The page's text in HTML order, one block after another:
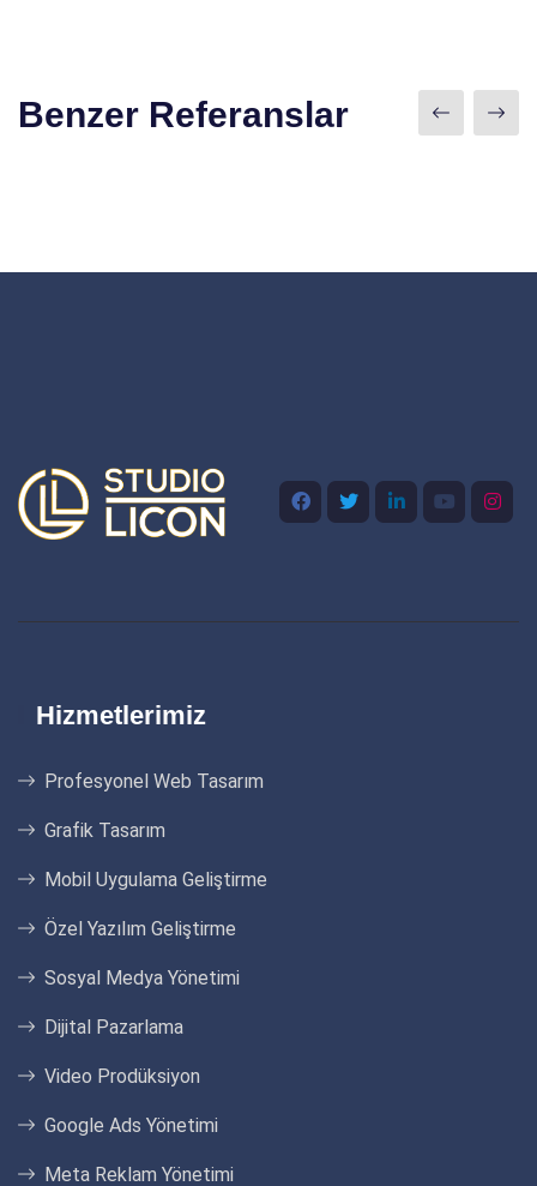
Benzer Referanslar
Hizmetlerimiz
Profesyonel Web Tasarım
Grafik Tasarım
Mobil Uygulama Geliştirme
Özel Yazılım Geliştirme
Sosyal Medya Yönetimi
Dijital Pazarlama
Video Prodüksiyon
Google Ads Yönetimi
Meta Reklam Yönetimi